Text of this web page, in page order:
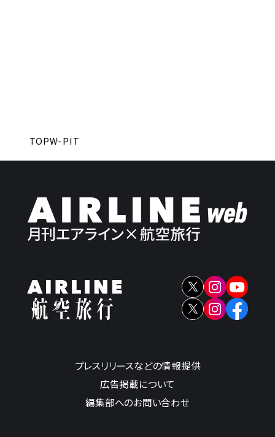
TOPW-PIT
プレスリリースなどの情報提供
広告掲載について
編集部へのお問い合わせ